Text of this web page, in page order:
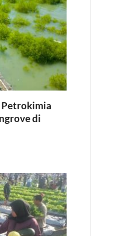
Petrokimia
di